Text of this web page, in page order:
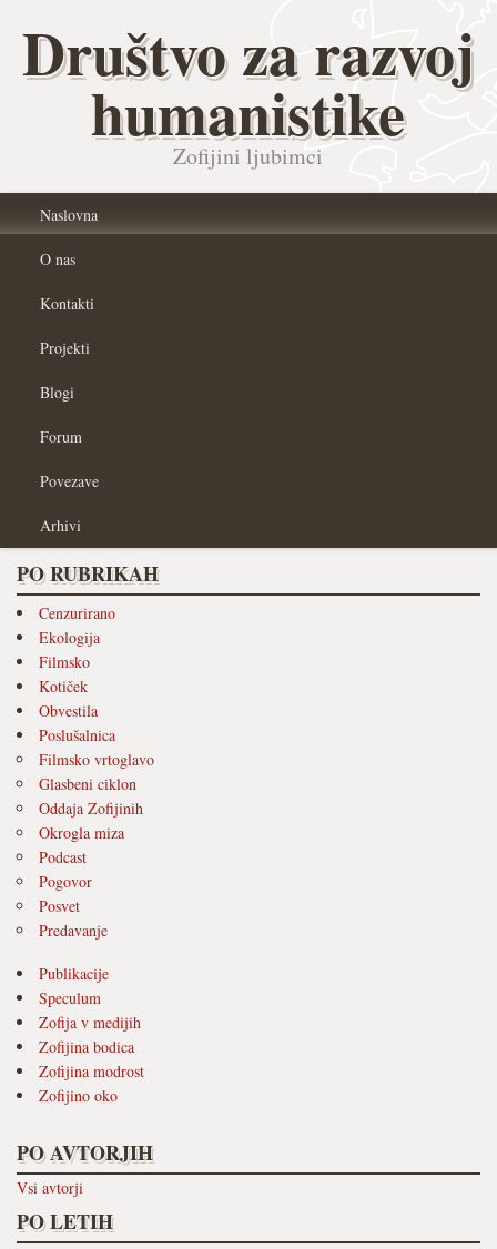
Društvo za razvoj
humanistike
Zofijini ljubimci
Naslovna
O nas
Kontakti
Projekti
Blogi
Forum
Povezave
Arhivi
PO RUBRIKAH
Cenzurirano
Ekologija
Filmsko
Kotiček
Obvestila
Poslušalnica
Filmsko vrtoglavo
Glasbeni ciklon
Oddaja Zofijinih
Okrogla miza
Podcast
Pogovor
Posvet
Predavanje
Publikacije
Speculum
Zofija v medijih
Zofijina bodica
Zofijina modrost
Zofijino oko
PO AVTORJIH
Vsi avtorji
PO LETIH